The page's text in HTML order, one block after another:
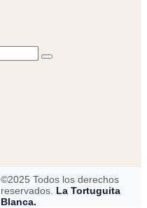
©2025 Todos los derechos
reservados. La Tortuguita
Blanca.